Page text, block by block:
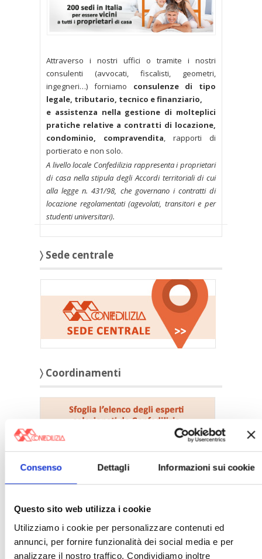
Consenso Dettagli Informazioni sui cookie
Questo sito web utilizza i cookie
Utilizziamo i cookie per personalizzare contenuti ed
annunci, per fornire funzionalità dei social media e per
analizzare il nostro traffico. Condividiamo inoltre
Attraverso i nostri uffici o tramite i nostri
consulenti (avvocati, fiscalisti, geometri,
ingegneri…) forniamo consulenze di tipo
legale, tributario, tecnico e finanziario,
e assistenza nella gestione di molteplici
pratiche relative a contratti di locazione,
condominio, compravendita, rapporti di
portierato e non solo.
A livello locale Confedilizia rappresenta i proprietari
di casa nella stipula degli Accordi territoriali di cui
alla legge n. 431/98, che governano i contratti di
locazione regolamentati (agevolati, transitori e per
studenti universitari).
〉 Sede centrale
〉 Coordinamenti